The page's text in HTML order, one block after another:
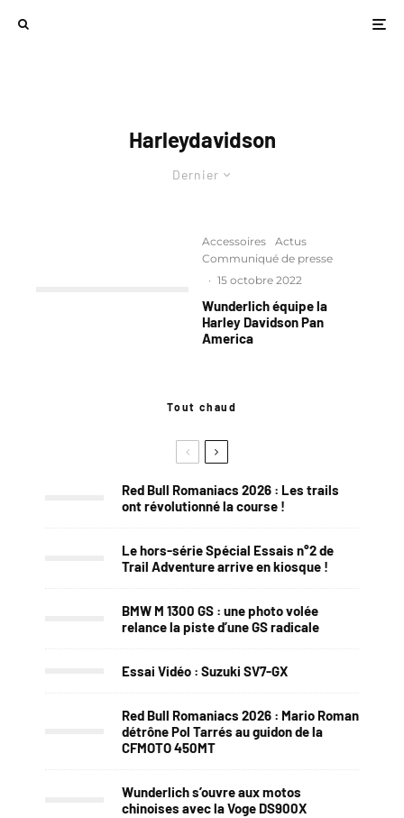
Harleydavidson
Dernier
Accessoires
Actus
Communiqué de presse
· 15 octobre 2022
Wunderlich équipe la
Harley Davidson Pan
America
Tout chaud
Red Bull Romaniacs 2026 : Les trails
ont révolutionné la course !
Le hors-série Spécial Essais n°2 de
Trail Adventure arrive en kiosque !
BMW M 1300 GS : une photo volée
relance la piste d’une GS radicale
Essai Vidéo : Suzuki SV7-GX
Red Bull Romaniacs 2026 : Mario Roman
détrône Pol Tarrés au guidon de la
CFMOTO 450MT
Wunderlich s’ouvre aux motos
chinoises avec la Voge DS900X